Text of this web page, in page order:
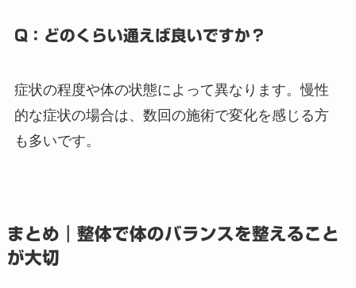
Q：どのくらい通えば良いですか？
症状の程度や体の状態によって異なります。慢性
的な症状の場合は、数回の施術で変化を感じる方
も多いです。
まとめ｜整体で体のバランスを整えること
が大切